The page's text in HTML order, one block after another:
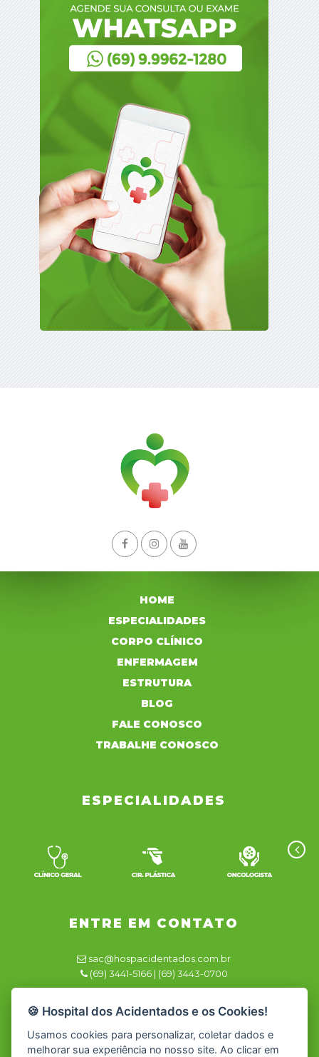
HOME
ESPECIALIDADES
CORPO CLÍNICO
ENFERMAGEM
ESTRUTURA
BLOG
FALE CONOSCO
TRABALHE CONOSCO
ESPECIALIDADES
ENTRE EM CONTATO
sac@hospacidentados.com.br
(69) 3441-5166 | (69) 3443-0700
Dra. Renata Azevedo CRM/RO 2981
🍪 Hospital dos Acidentados e os Cookies!
Usamos cookies para personalizar, coletar dados e
melhorar sua experiência no nosso site. Ao clicar em